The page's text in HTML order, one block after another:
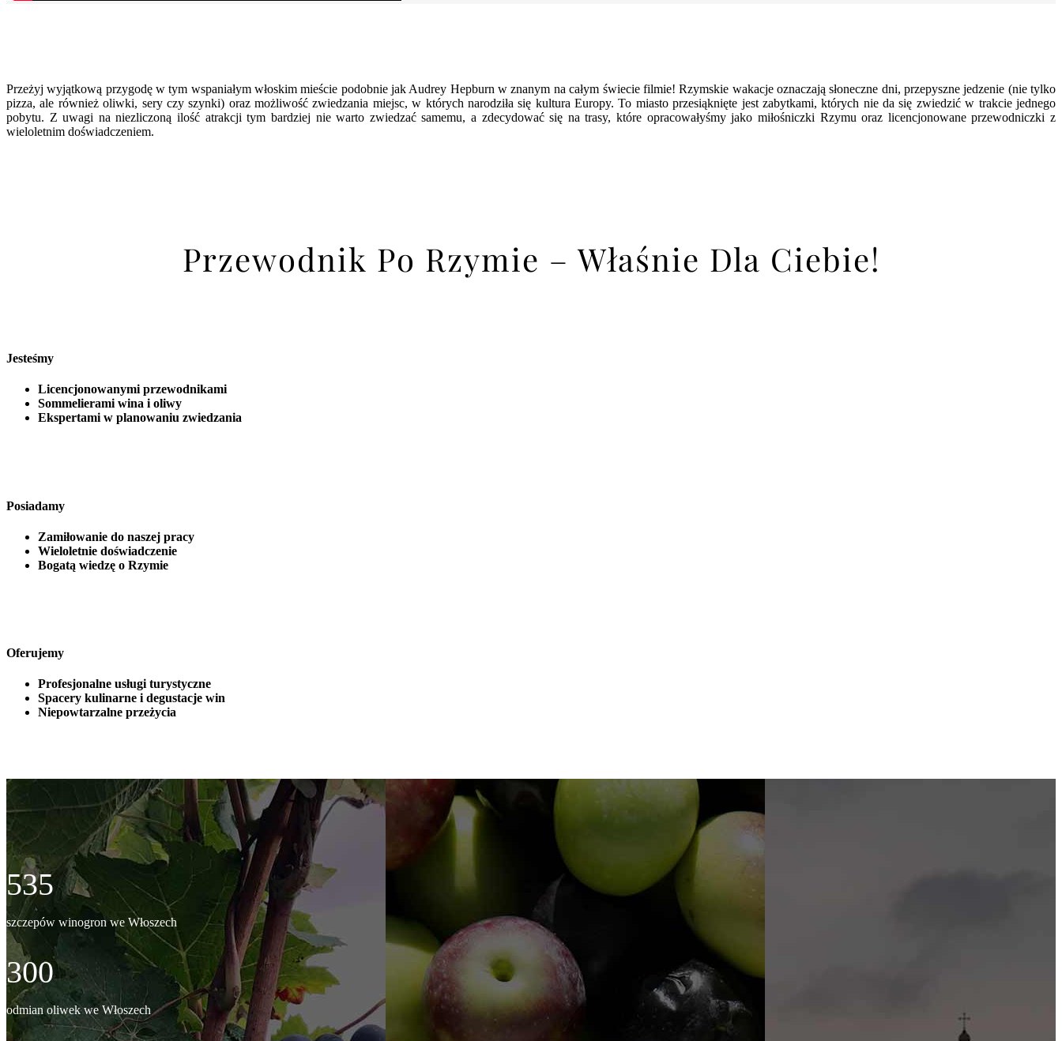
Przeżyj wyjątkową przygodę w tym wspaniałym włoskim mieście podobnie jak Audrey Hepburn w znanym na całym świecie filmie! Rzymskie wakacje oznaczają słoneczne dni, przepyszne jedzenie (nie tylko
pizza, ale również oliwki, sery czy szynki) oraz możliwość zwiedzania miejsc, w których narodziła się kultura Europy. To miasto przesiąknięte jest zabytkami, których nie da się zwiedzić w trakcie jednego
pobytu. Z uwagi na niezliczoną ilość atrakcji tym bardziej nie warto zwiedzać samemu, a zdecydować się na trasy, które opracowałyśmy jako miłośniczki Rzymu oraz licencjonowane przewodniczki z
wieloletnim doświadczeniem.
Przewodnik Po Rzymie – Właśnie Dla Ciebie!
Jesteśmy
Licencjonowanymi przewodnikami
Sommelierami wina i oliwy
Ekspertami w planowaniu zwiedzania
Posiadamy
Zamiłowanie do naszej pracy
Wieloletnie doświadczenie
Bogatą wiedzę o Rzymie
Oferujemy
Profesjonalne usługi turystyczne
Spacery kulinarne i degustacje win
Niepowtarzalne przeżycia
535
szczepów winogron we Włoszech
300
odmian oliwek we Włoszech